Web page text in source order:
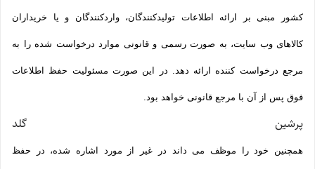
کشور مبنی بر ارائه اطلاعات تولیدکنندگان، واردکنندگان و یا خریداران
کالاهای وب سایت، به صورت رسمی و قانونی موارد درخواست شده را به
مرجع درخواست کننده ارائه دهد. در این صورت مسئولیت حفظ اطلاعات
فوق پس از آن با مرجع قانونی خواهد بود.
پرشین گلد
همچنین خود را موظف می داند در غیر از مورد اشاره شده، در حفظ